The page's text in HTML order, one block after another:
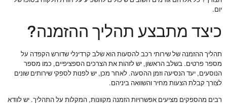
יום.
כיצד מתבצע תהליך ההזמנה?
תהליך ההזמנה של שירותי רכב להסעות הוא שלב קרדינלי שדורש הקפדה על
מספר פרטים. בשלב הראשון, יש לזהות את הצרכים הספציפיים, כמו מספר
הנוסעים, יעד הנסיעה וזמן ההסעה. לאחר מכן, יש לפנות לספקי שירותים שונים
לצורך קבלת הצעות מחיר והשוואה ביניהם.
רבים מהספקים מציעים אפשרויות הזמנה מקוונות, המקלות על התהליך. יש לוודא